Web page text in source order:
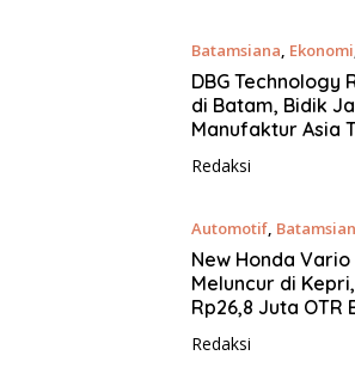
Batamsiana Ekonomi
23/07/2026 - 19:52 WIB
DBG Technology
di Batam, Bidik
Manufaktur Asia
Redaksi
Automotif,
19:08 WIB
New Honda Vario
Meluncur di
Rp26,8 Juta OTR
Redaksi